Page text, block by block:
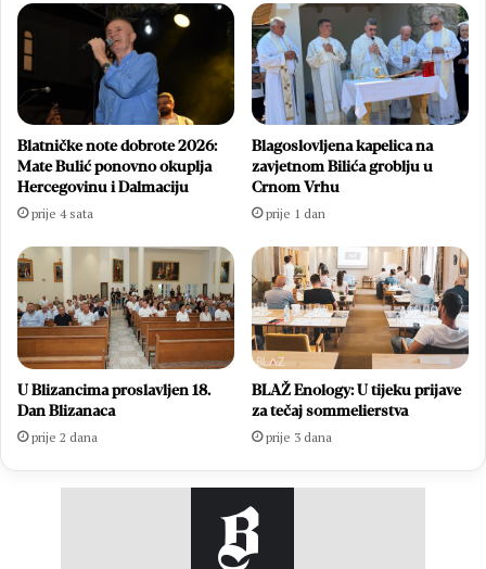
Blatničke note dobrote 2026:
Mate Bulić ponovno okuplja
Hercegovinu i Dalmaciju
prije 4 sata
Blagoslovljena kapelica na
zavjetnom Bilića groblju u
Crnom Vrhu
prije 1 dan
U Blizancima proslavljen 18.
Dan Blizanaca
prije 2 dana
BLAŽ Enology: U tijeku prijave
za tečaj sommelierstva
prije 3 dana